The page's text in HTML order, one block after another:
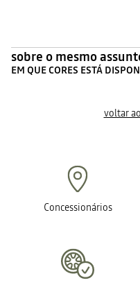
sobre o mesmo
EM QUE CORES ESTÁ
voltar
Concessionários